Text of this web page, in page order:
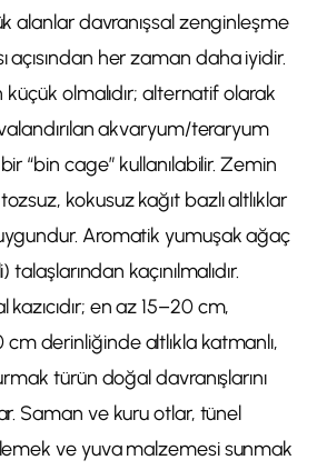
alanlar davranışsal zenginleşme
açısından her zaman daha iyidir.
küçük olmalıdır; alternatif olarak
akvaryum/teraryum
“bin cage” kullanılabilir. Zemin
kokusuz kağıt bazlı altlıklar
Aromatik yumuşak ağaç
kaçınılmalıdır.
en az 15–20 cm,
derinliğinde altlıkla katmanlı,
türün doğal davranışlarını
Saman ve kuru otlar, tünel
ve yuva malzemesi sunmak